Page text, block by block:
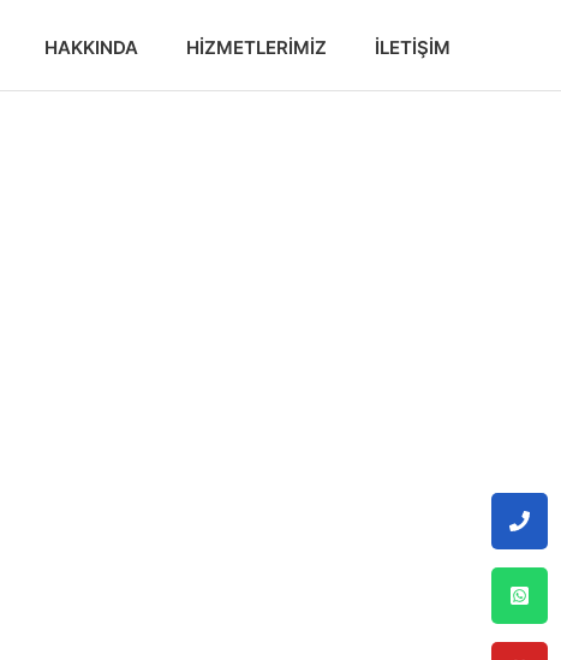
HAKKINDA HIZMETLERIMIZ İLETIŞIM